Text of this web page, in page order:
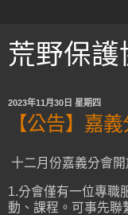
荒野保護
2023年11月30日 星期四
【公告】嘉
十二月份嘉義分會
1.分會僅有一位專職
動、課程。可事先聯